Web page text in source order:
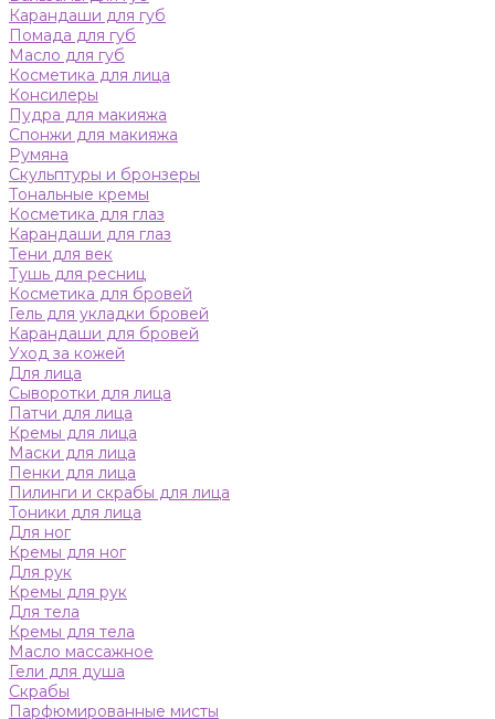
Карандаши для губ
Помада для губ
Масло для губ
Косметика для лица
Консилеры
Пудра для макияжа
Спонжи для макияжа
Румяна
Скульптуры и бронзеры
Тональные кремы
Косметика для глаз
Карандаши для глаз
Тени для век
Тушь для ресниц
Косметика для бровей
Гель для укладки бровей
Карандаши для бровей
Уход за кожей
Для лица
Сыворотки для лица
Патчи для лица
Кремы для лица
Маски для лица
Пенки для лица
Пилинги и скрабы для лица
Тоники для лица
Для ног
Кремы для ног
Для рук
Кремы для рук
Для тела
Кремы для тела
Масло массажное
Гели для душа
Скрабы
Парфюмированные мисты